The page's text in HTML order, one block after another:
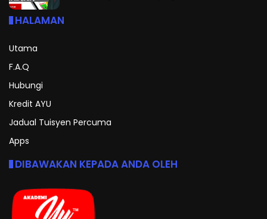
HALAMAN
Utama
F.A.Q
Hubungi
Kredit AYU
Jadual Tuisyen Percuma
Apps
DIBAWAKAN KEPADA ANDA OLEH